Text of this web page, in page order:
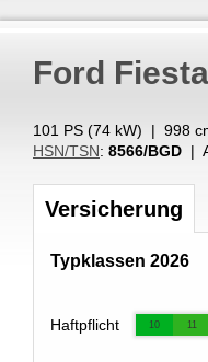
Ford
101 PS (74 kW) | 998
HSN/TSN: 8566/BGD |
Versicherung
Typklassen 2026
Haftpflicht 10 11